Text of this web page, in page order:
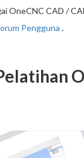
OneCNC CAD /
Pengguna .